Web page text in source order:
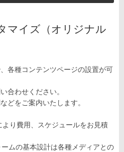
マイズ（オリジナル
各種コンテンツページの設置が可
合わせください。
どをご案内いたします。
り費用、スケジュールをお見積
ムの基本設計は各種メディアとの